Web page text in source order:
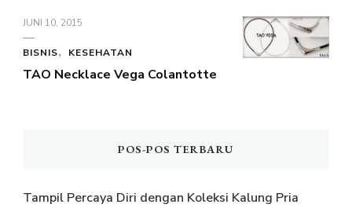
JUNI 10, 2015
BISNIS KESEHATAN
TAO Necklace Vega Colantotte
POS-POS TERBARU
Tampil Percaya Diri dengan Koleksi Kalung Pria